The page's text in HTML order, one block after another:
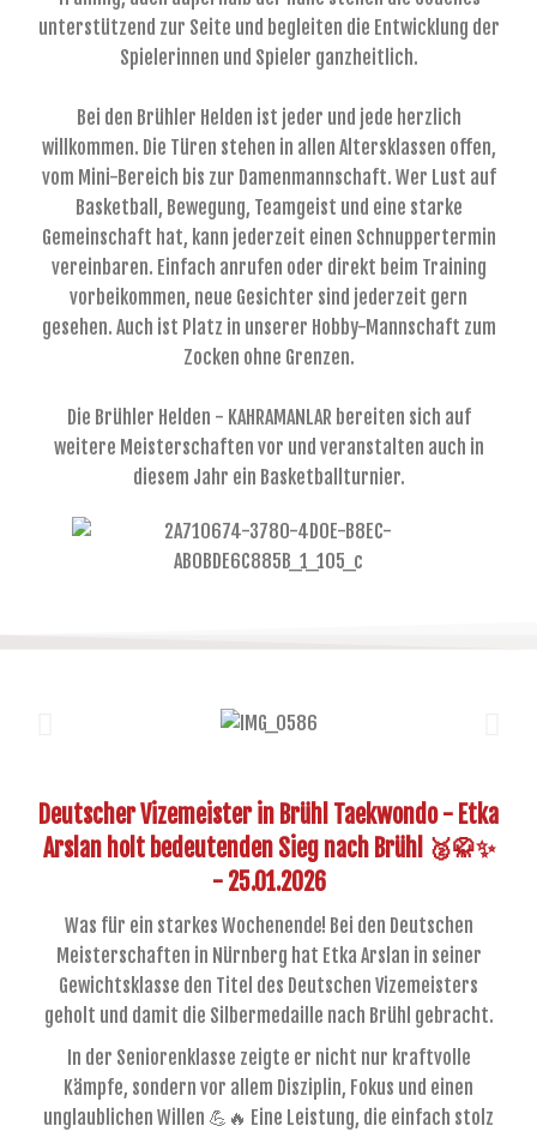
unterstützend zur Seite und begleiten die Entwicklung der
Spielerinnen und Spieler ganzheitlich.
Bei den Brühler Helden ist jeder und jede herzlich
willkommen. Die Türen stehen in allen Altersklassen offen,
vom Mini-Bereich bis zur Damenmannschaft. Wer Lust auf
Basketball, Bewegung, Teamgeist und eine starke
Gemeinschaft hat, kann jederzeit einen Schnuppertermin
vereinbaren. Einfach anrufen oder direkt beim Training
vorbeikommen, neue Gesichter sind jederzeit gern
gesehen. Auch ist Platz in unserer Hobby-Mannschaft zum
Zocken ohne Grenzen.
Die Brühler Helden - KAHRAMANLAR bereiten sich auf
weitere Meisterschaften vor und veranstalten auch in
diesem Jahr ein Basketballturnier.
Deutscher Vizemeister in Brühl Taekwondo - Etka
Arslan holt bedeutenden Sieg nach Brühl 🥈🥋✨
- 25.01.2026
Was für ein starkes Wochenende! Bei den Deutschen
Meisterschaften in Nürnberg hat Etka Arslan in seiner
Gewichtsklasse den Titel des Deutschen Vizemeisters
geholt und damit die Silbermedaille nach Brühl gebracht.
In der Seniorenklasse zeigte er nicht nur kraftvolle
Kämpfe, sondern vor allem Disziplin, Fokus und einen
unglaublichen Willen 💪🔥 Eine Leistung, die einfach stolz